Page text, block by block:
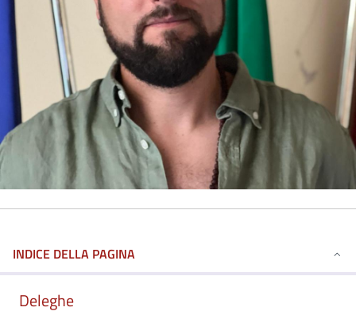
INDICE DELLA PAGINA
Deleghe